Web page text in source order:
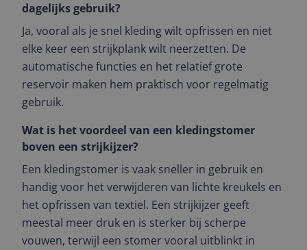
dagelijks gebruik?
Ja, vooral als je snel kleding wilt opfrissen en niet
elke keer een strijkplank wilt neerzetten. De
automatische functies en het relatief grote
reservoir maken hem praktisch voor regelmatig
gebruik.
Wat is het voordeel van een kledingstomer
boven een strijkijzer?
Een kledingstomer is vaak sneller in gebruik en
handig voor het verwijderen van lichte kreukels en
het opfrissen van textiel. Een strijkijzer geeft
meestal meer druk en is sterker bij scherpe
vouwen, terwijl een stomer vooral uitblinkt in